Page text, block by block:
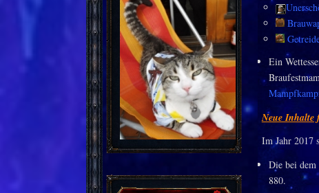
Ein
Neue Inhalte
Im Jahr 2017
Die bei dem
880.